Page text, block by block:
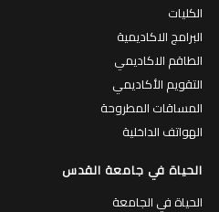
الكليات
البرامج الاكاديمية
الطاقم الاكاديمي
التقويم الأكاديمي
المساقات المطروحة
الهواتف الداخلية
الحياة في جامعة القدس
الحياة في الجامعة